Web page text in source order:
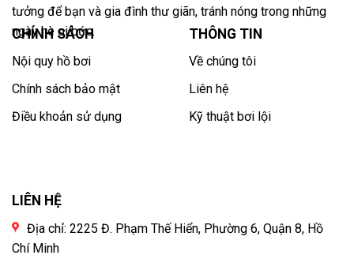
tưởng để bạn và gia đình thư giãn, tránh nóng trong những
ngày hè oi bức.
CHÍNH SÁCH
Nội quy hồ bơi
Chính sách bảo mật
Điều khoản sử dụng
THÔNG TIN
Về chúng tôi
Liên hệ
Kỹ thuật bơi lội
LIÊN HỆ
Địa chỉ: 2225 Đ. Phạm Thế Hiển, Phường 6, Quận 8, Hồ
Chí Minh